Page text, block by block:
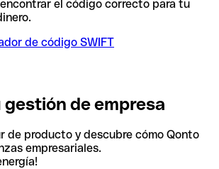
el código correcto para tu
de código SWIFT
de empresa
de producto y descubre cómo Qonto
empresariales.